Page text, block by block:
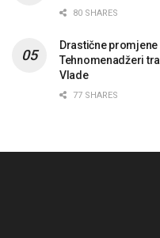
80 SHARES
Drastične promjene
Tehnomenadžeri
Vlade
77 SHARES